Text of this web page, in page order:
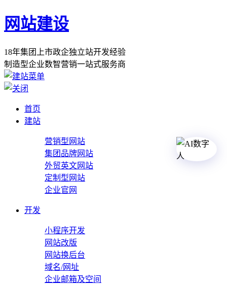
网站建设
18年集团 上市政企独立站开发经验
制 造型企业数智营销一站式服务商
首页
建站
营销型网站
集团品牌网站
外贸英文网站
定制型网站
企业官网
开发
小程序开发
网站改版
网站换后台
域名/网址
企业邮箱及空间